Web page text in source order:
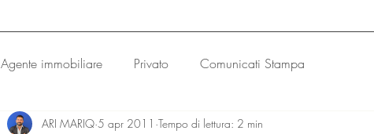
Agente immobiliare Privato Comunicati Stampa
ARI MARIQ 5 apr 2011 Tempo di lettura: 2 min